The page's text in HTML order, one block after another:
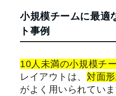
小規模チームに最適
ト事例
10人未満の小規模チ
レイアウトは、 対面
がよく用いられてい